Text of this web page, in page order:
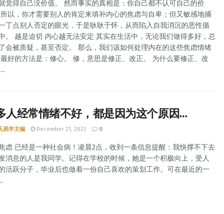
觉得自己没价值。 然而事实的真相是：你自己都不认可自己的价
以，你才需要别人的肯定来填补内心的焦虑与自卑；但又敏感地捕
丁点别人否定的眼光，于是耿耿于怀，从而陷入自我消沉的恶性循
。 越是迫切 内心越无法安定 其实在生活中，无论我们做得多好，总
会被质疑，甚至否定。 那么，我们该如何处理内在的这些焦虑情绪
好的方法是：修心。 修，意思是修正、改正。 为什么要修正、改
人经常情绪不好，都是因为这个原因…
易学主编 December 21, 2022 0
虑 已经是一种社会病！凌晨2点，收到一条信息提醒：我快撑不下去
消息的人是我同学。记得在学校的时候，她是一个积极向上，受人
活跃分子，毕业后也做着一份自己喜欢的策划工作。可在最近的一